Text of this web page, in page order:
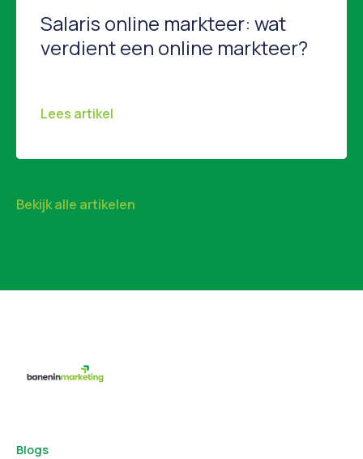
Salaris online markteer: wat
verdient een online markteer?
Lees artikel
Bekijk alle artikelen
Blogs